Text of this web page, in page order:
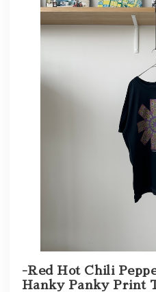
-Red Hot Chili
Hanky Panky Print